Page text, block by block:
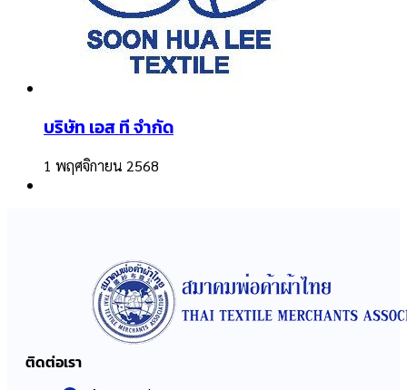
บริษัท เอส ที จำกัด
1 พฤศจิกายน 2568
ติดต่อเรา